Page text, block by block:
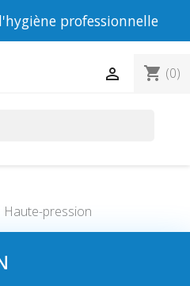
professionnelle
shopping_cart (0)

Haute-pression